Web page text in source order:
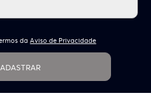
daAviso de Privacidade